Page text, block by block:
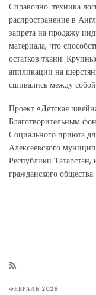
Справочно: техника
распространение в
запрета на продажу
материала, что
остатков ткани.
аппликации на
сшивались между
Проект «Детская
Благотворительным
Социального приюта
Алексеевского
Республики Татарстан,
гражданского общества.
ФЕВРАЛЬ 2026